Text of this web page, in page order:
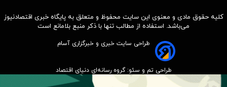
کلیه حقوق مادی و معنوی این سایت محفوظ و متعلق به پایگاه خبری اقتصادنیوز
می‌باشد. استفاده از مطالب تنها با ذکر منبع بلامانع است
طراحی سایت خبری و خبرگزاری آسام
طراحی تم و سئو: گروه رسانه‌ای دنیای اقتصاد